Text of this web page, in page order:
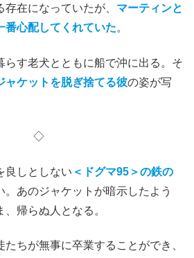
在になっていたが、 マーティンと
番心配してくれていた。
らす老犬とともに船で沖に出る。そ
ャケットを脱ぎ捨てる彼の姿が写
◇
良しとしない ＜ドグマ95＞の鉄の
。あのジャケットが暗示したよう
帰らぬ人となる。
ちが無事に卒業することができ、